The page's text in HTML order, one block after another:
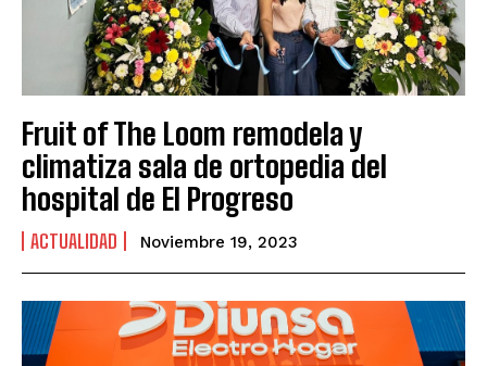
Fruit of The Loom remodela y
climatiza sala de ortopedia del
hospital de El Progreso
ACTUALIDAD Noviembre 19, 2023